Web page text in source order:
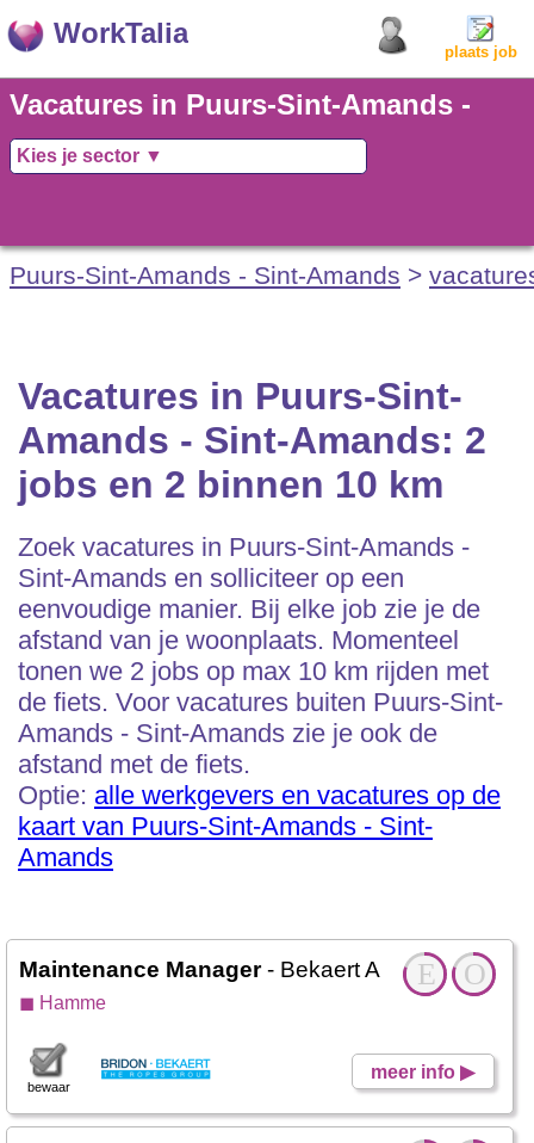
WorkTalia
plaats job
Vacatures in Puurs-Sint-Amands -
Sint-Amands: 2 jobs en 2 binnen 10
km
Puurs-Sint-Amands - Sint-Amands >
Vacatures in Puurs-Sint-
Amands - Sint-Amands: 2
jobs en 2 binnen 10 km
Zoek vacatures in Puurs-Sint-Amands -
Sint-Amands en solliciteer op een
eenvoudige manier. Bij elke job zie je de
afstand van je woonplaats. Momenteel
tonen we 2 jobs op max 10 km rijden met
de fiets. Voor vacatures buiten Puurs-Sint-
Amands - Sint-Amands zie je ook de
afstand met de fiets.
Optie: alle werkgevers en vacatures op de
kaart van Puurs-Sint-Amands - Sint-
Amands
O
E
Maintenance Manager- Bekaert Advanced
◼ Hamme
meer info ▶
bewaar